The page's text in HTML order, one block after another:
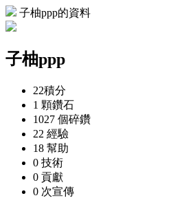
子柚ppp的資料
子柚ppp
22積分
1 顆鑽石
1027 個碎鑽
22 經驗
18 幫助
0 技術
0 貢獻
0 次宣傳